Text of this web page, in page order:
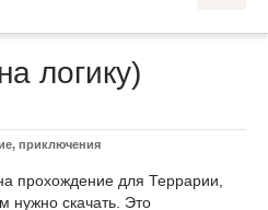
логику)
приключения
прохождение для Террарии,
нужно скачать. Это